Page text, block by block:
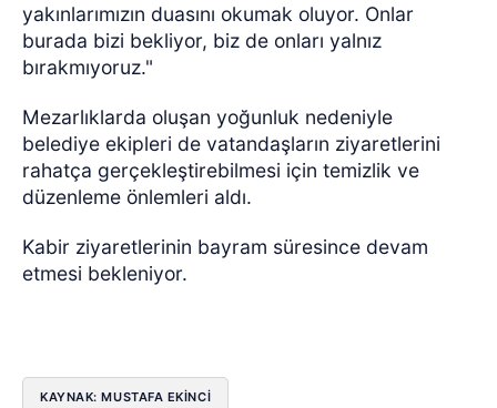
yakınlarımızın duasını okumak oluyor. Onlar
burada bizi bekliyor, biz de onları yalnız
bırakmıyoruz."
Mezarlıklarda oluşan yoğunluk nedeniyle
belediye ekipleri de vatandaşların ziyaretlerini
rahatça gerçekleştirebilmesi için temizlik ve
düzenleme önlemleri aldı.
Kabir ziyaretlerinin bayram süresince devam
etmesi bekleniyor.
KAYNAK: MUSTAFA EKİNCİ